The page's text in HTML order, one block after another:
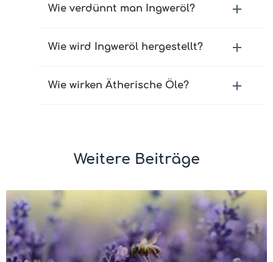
Wie verdünnt man Ingweröl?
Wie wird Ingweröl hergestellt?
Wie wirken Ätherische Öle?
Weitere Beiträge